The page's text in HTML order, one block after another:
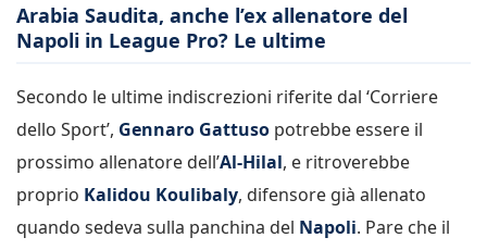
Arabia Saudita, anche l’ex allenatore del
Napoli in League Pro? Le ultime
Secondo le ultime indiscrezioni riferite dal ‘Corriere
dello Sport’, Gennaro Gattuso potrebbe essere il
prossimo allenatore dell’Al-Hilal, e ritroverebbe
proprio Kalidou Koulibaly, difensore già allenato
quando sedeva sulla panchina del Napoli. Pare che il